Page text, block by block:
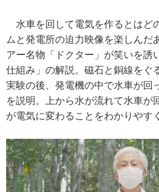
水車を回して電気を作るとはど
ムと発電所の迫力映像を楽しんだ
アー名物「ドクター」が笑いを誘
仕組み」の解説。磁石と銅線をぐ
実験の後、発電機の中で水車が回
を説明。上から水が流れて水車が
が電気に変わることをわかりやす